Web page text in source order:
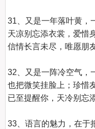
31、又是一年落叶黄，
天凉别忘添衣裳，爱惜
信情长言未尽，唯愿朋
32、又是一阵冷空气，
也把微笑挂脸上；珍惜
已至提醒你，天冷别忘
33、语言的魅力，在于